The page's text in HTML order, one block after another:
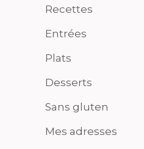
Recettes
Entrées
Plats
Desserts
Sans gluten
Mes adresses